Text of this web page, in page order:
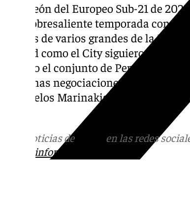
Campeón del Europeo Sub-21 de
una sobresaliente temporada con el
interés de varios grandes de la
United como el City siguieron de
ha sido el conjunto de Pep
tras unas negociaciones complejas
Evangelos Marinakis. El jugador
Más noticias de en las redes
informativos@101tv.es